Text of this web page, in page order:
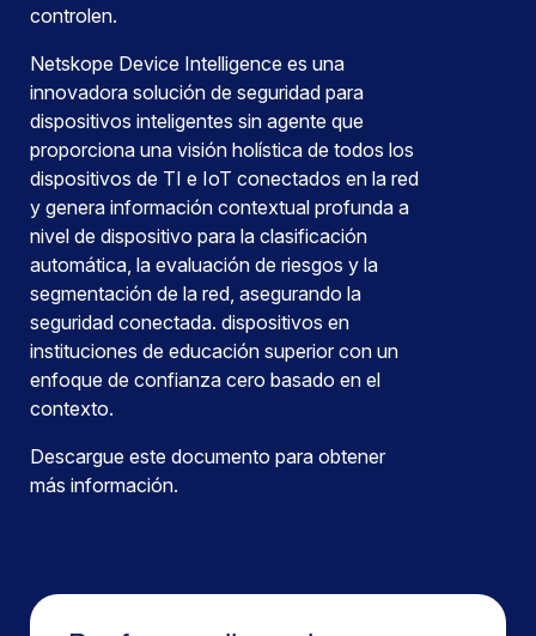
controlen.
Netskope Device Intelligence es una
innovadora solución de seguridad para
dispositivos inteligentes sin agente que
proporciona una visión holística de todos los
dispositivos de TI e IoT conectados en la red
y genera información contextual profunda a
nivel de dispositivo para la clasificación
automática, la evaluación de riesgos y la
segmentación de la red, asegurando la
seguridad conectada. dispositivos en
instituciones de educación superior con un
enfoque de confianza cero basado en el
contexto.
Descargue este documento para obtener
más información.